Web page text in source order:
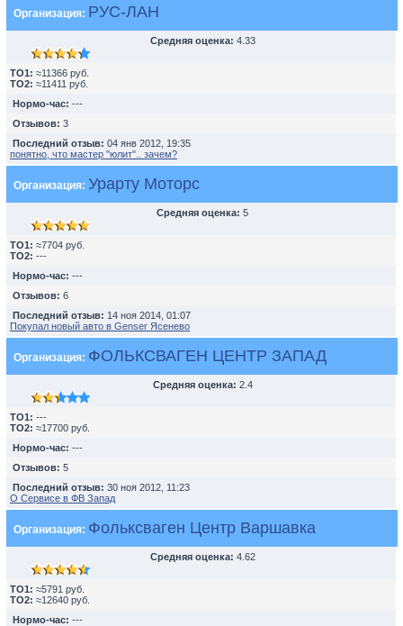
Организация: РУС-ЛАН
Средняя оценка: 4.33
TO1: ≈11366 руб.
TO2: ≈11411 руб.
Нормо-час: ---
Отзывов: 3
Последний отзыв: 04 янв 2012, 19:35
понятно, что мастер "юлит".. зачем?
Организация: Урарту Моторс
Средняя оценка: 5
TO1: ≈7704 руб.
TO2: ---
Нормо-час: ---
Отзывов: 6
Последний отзыв: 14 ноя 2014, 01:07
Покупал новый авто в Genser Ясенево
Организация: ФОЛЬКСВАГЕН ЦЕНТР ЗАПАД
Средняя оценка: 2.4
TO1: ---
TO2: ≈17700 руб.
Нормо-час: ---
Отзывов: 5
Последний отзыв: 30 ноя 2012, 11:23
О Сервисе в ФВ Запад
Организация: Фольксваген Центр Варшавка
Средняя оценка: 4.62
TO1: ≈5791 руб.
TO2: ≈12640 руб.
Нормо-час: ---